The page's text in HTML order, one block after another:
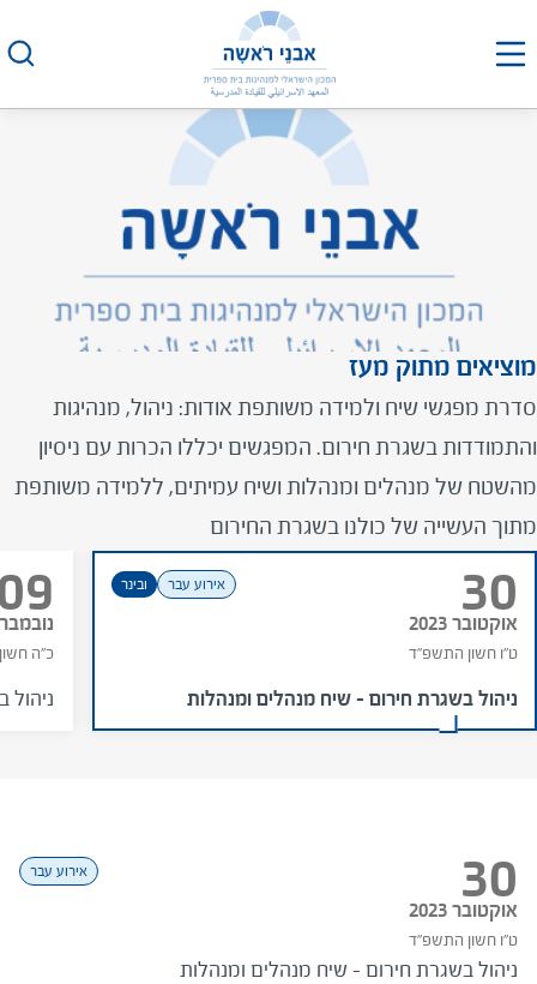
מוציאים מתוק מעז
סדרת מפגשי שיח ולמידה משותפת אודות: ניהול, מנהיגות
והתמודדות בשגרת חירום. המפגשים יכללו הכרות עם ניסיון
מהשטח של מנהלים ומנהלות ושיח עמיתים, ללמידה משותפת
מתוך העשייה של כולנו בשגרת החירום
30
אוקטובר 2023
ט"ו חשון התשפ"ד
אירוע עבר ובינר
ניהול בשגרת חירום – שיח מנהלים ומנהלות
נובמבר
כ"ה
ניהול
אוקטובר 2023 ט"ו חשון התשפ"ד
ניהול בשגרת חירום – שיח מנהלים ומנהלות
אירוע עבר
30
אוקטובר 2023
ט"ו חשון התשפ"ד
ניהול בשגרת חירום – שיח מנהלים ומנהלות
אירוע עבר 09
נובמבר 2023
כ"ה חשון התשפ"ד
ניהול בשגרת חירום
אירוע עבר 16
נובמבר 2023
ג' כסלו התשפ"ד
ניהול בשגרת חירום – ניהול צוותים מעורבים (יהודים – ערבים)
אירוע עבר